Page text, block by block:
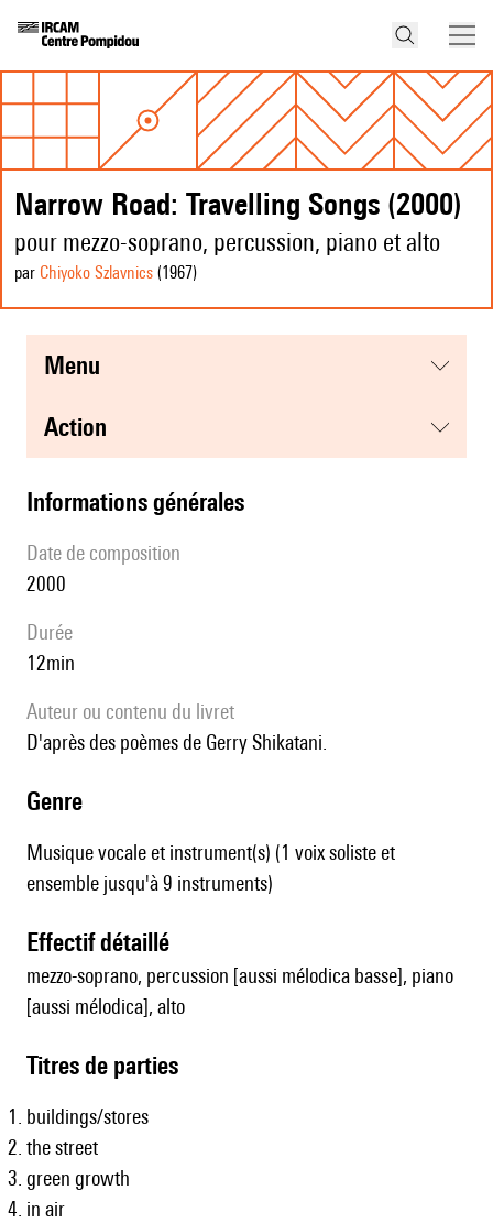
Narrow Road: Travelling Songs (2000)
pour mezzo-soprano, percussion, piano et alto
par Chiyoko Szlavnics (1967)
menu
action
informations générales
date de composition
2000
durée
12min
Auteur ou contenu du livret
D'après des poèmes de Gerry Shikatani.
genre
Musique vocale et instrument(s) (1 voix soliste et
ensemble jusqu'à 9 instruments)
effectif détaillé
mezzo-soprano, percussion [aussi mélodica basse], piano
[aussi mélodica], alto
Titres de parties
buildings/stores
the street
green growth
in air